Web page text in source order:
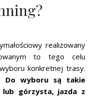
realizowany
to tego celu
konkretnej trasy.
Do wyboru są takie
górzysta, jazda z